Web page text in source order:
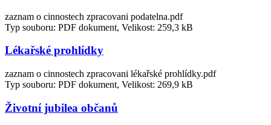
zaznam o cinnostech zpracovani podatelna.pdf
Typ souboru: PDF dokument, Velikost: 259,3 kB
Lékařské prohlídky
zaznam o cinnostech zpracovani lékařské prohlídky.pdf
Typ souboru: PDF dokument, Velikost: 269,9 kB
Životní jubilea občanů